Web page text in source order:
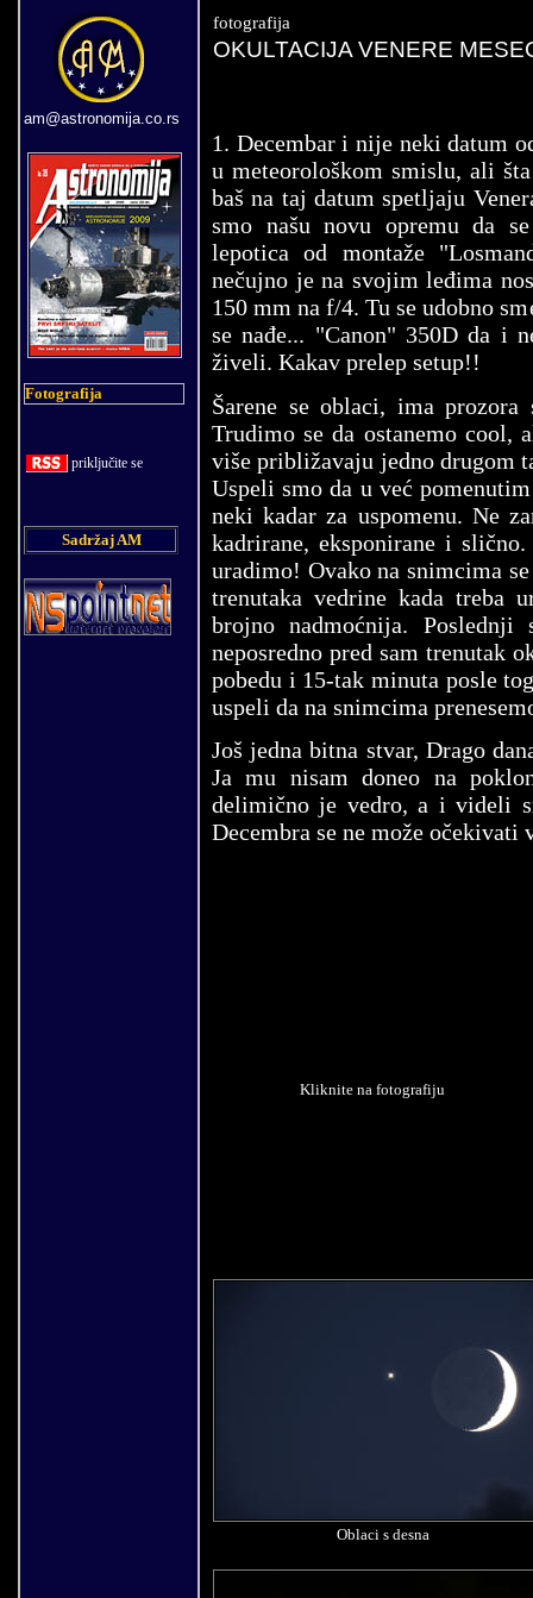
am@astronomija.co.rs
Fotografija
priključite se
Sadržaj AM
fotografija
OKULTACIJA VENERE
1. Decembar i nije neki datum
u meteorološkom smislu, ali
baš na taj datum spetljaju
smo našu novu opremu da
lepotica od montaže
nečujno je na svojim leđima
150 mm na f/4. Tu se udobno
se nađe... "Canon" 350D da i
živeli. Kakav prelep setup!!
Šarene se oblaci, ima
Trudimo se da ostanemo cool,
više približavaju jedno drugom
Uspeli smo da u već
neki kadar za uspomenu. Ne
kadrirane, eksponirane i
uradimo! Ovako na snimcima
trenutaka vedrine kada treba
brojno nadmoćnija.
neposredno pred sam trenutak
pobedu i 15-tak minuta posle
uspeli da na snimcima
Još jedna bitna stvar, Drago
Ja mu nisam doneo na
delimično je vedro, a i videli
Decembra se ne može
Kliknite na fotografiju
Oblaci s desna